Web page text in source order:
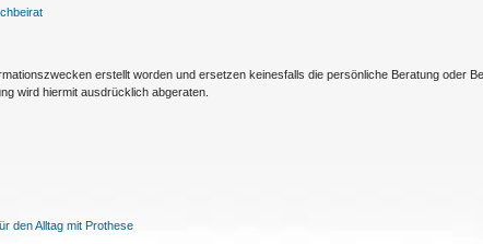
erstellt worden und ersetzen keinesfalls die persönliche Beratung oder
wird hiermit ausdrücklich abgeraten.
den Alltag mit Prothese